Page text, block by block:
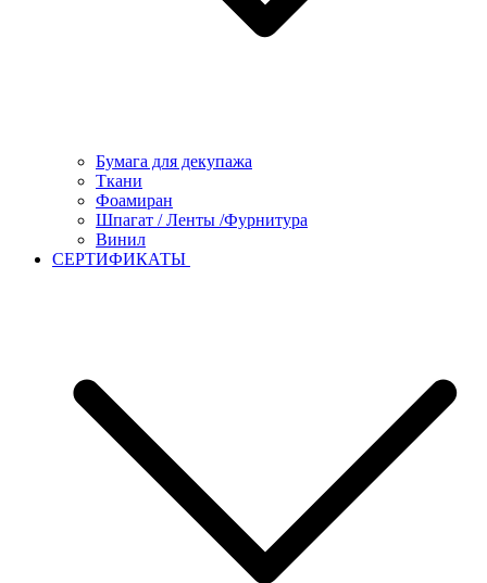
Бумага для декупажа
Ткани
Фоамиран
Шпагат / Ленты /Фурнитура
Винил
СЕРТИФИКАТЫ